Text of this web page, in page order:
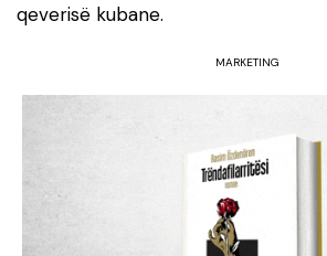
qeverisë kubane.
MARKETING